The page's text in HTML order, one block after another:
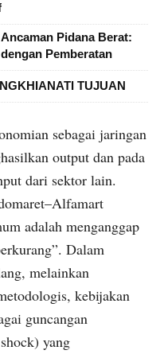
Pidana Berat:
Pemberatan
TUJUAN
sebagai jaringan
output dan pada
dari sektor lain.
adalah menganggap
Dalam
melainkan
kebijakan
guncangan
yang